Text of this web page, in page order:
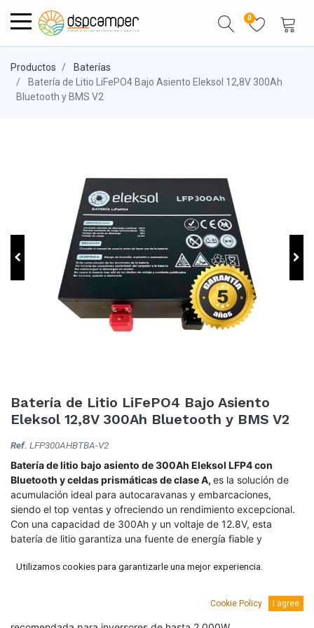
0
Productos
Baterías
Batería de Litio LiFePO4 Bajo Asiento Eleksol 12,8V 300Ah
Bluetooth y BMS V2
Batería de Litio LiFePO4 Bajo Asiento
Eleksol 12,8V 300Ah Bluetooth y BMS V2
Ref. LFP300AHBTBA-V2
Batería de litio bajo asiento de 300Ah Eleksol LFP4 con
Bluetooth y celdas prismáticas de clase A, es la solución de
acumulación ideal para autocaravanas y embarcaciones,
siendo el top ventas y ofreciendo un rendimiento excepcional.
Con una capacidad de 300Ah y un voltaje de 12.8V, esta
batería de litio garantiza una fuente de energía fiable y
asientos con chasis de Fiat Ducato, Citroen Jumper y Peugeot
Cuenta con BMS y Bluetooth integrados. Esta batería es
Utilizamos cookies para garantizarle una mejor experiencia.
Cookie Policy I agree